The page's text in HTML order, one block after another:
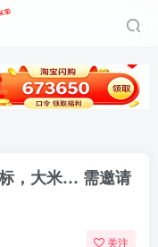
，大米… 需邀请
关注